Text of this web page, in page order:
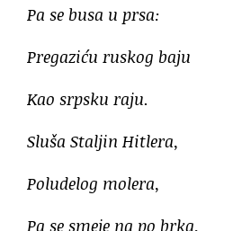
Pa se busa u prsa:
Pregaziću ruskog baju
Kao srpsku raju.
Sluša Staljin Hitlera,
Poludelog molera,
Pa se smeje na po brka,